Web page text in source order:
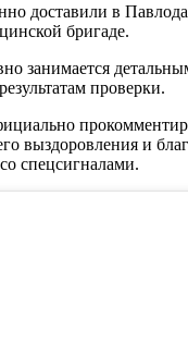
доставили в
бригаде.
занимается
проверки.
выздоровления и
спецсигналами.